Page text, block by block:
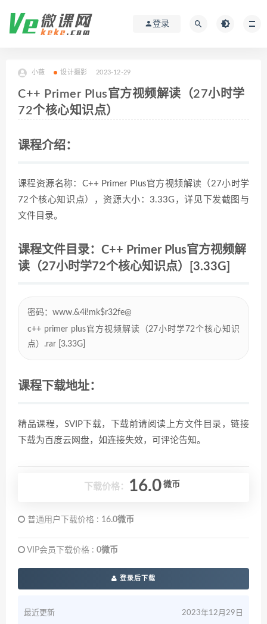
登录
小薇 设计摄影 2023-12-29
C++ Primer Plus官方视频解读（27小时学
72个核心知识点）
课程介绍：
课程资源名称：C++ Primer Plus官方视频解读（27小时学
72个核心知识点），资源大小：3.33G，详见下发截图与
文件目录。
课程文件目录：C++ Primer Plus官方视频解
读（27小时学72个核心知识点）[3.33G]
密码：www.&4i!mk$r32fe@
c++ primer plus官方视频解读（27小时学72个核心知识
点）.rar [3.33G]
课程下载地址：
精品课程，SVIP下载，下载前请阅读上方文件目录，链接
下载为百度云网盘，如连接失效，可评论告知。
下载价格： 16.0 微币
普通用户下载价格 : 16.0微币
VIP会员下载价格 : 0微币
登录后下载
最近更新 2023年12月29日